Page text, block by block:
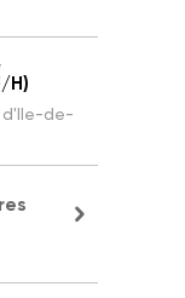
H)
d'Ile-de-